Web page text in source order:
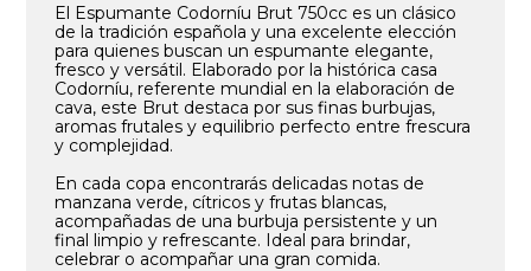
El Espumante Codorníu Brut 750cc es un clásico
de la tradición española y una excelente elección
para quienes buscan un espumante elegante,
fresco y versátil. Elaborado por la histórica casa
Codorníu, referente mundial en la elaboración de
cava, este Brut destaca por sus finas burbujas,
aromas frutales y equilibrio perfecto entre frescura
y complejidad.
En cada copa encontrarás delicadas notas de
manzana verde, cítricos y frutas blancas,
acompañadas de una burbuja persistente y un
final limpio y refrescante. Ideal para brindar,
celebrar o acompañar una gran comida.